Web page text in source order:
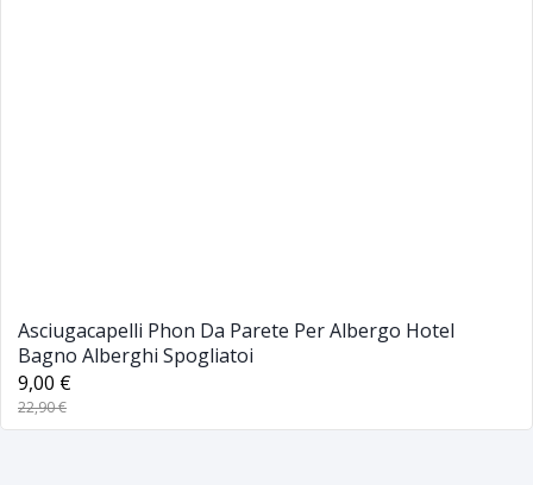
Asciugacapelli Phon Da Parete Per Albergo Hotel
Bagno Alberghi Spogliatoi
9,00 €
22,90 €